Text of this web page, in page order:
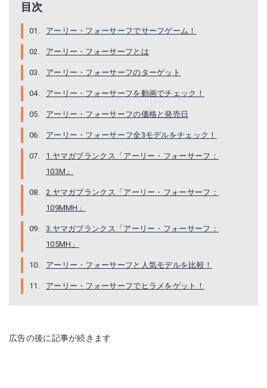
目次
アーリー・フォーサーフでサーフゲーム！
アーリー・フォーサーフとは
アーリー・フォーサーフのターゲット
アーリー・フォーサーフを動画でチェック！
アーリー・フォーサーフの価格と発売日
アーリー・フォーサーフ全3モデルをチェック！
1.ヤマガブランクス「アーリー・フォーサーフ：
103M」
2.ヤマガブランクス「アーリー・フォーサーフ：
109MMH」
3.ヤマガブランクス「アーリー・フォーサーフ：
105MH」
アーリー・フォーサーフと人気モデルを比較！
アーリー・フォーサーフでヒラメをゲット！
広告の後に記事が続きます